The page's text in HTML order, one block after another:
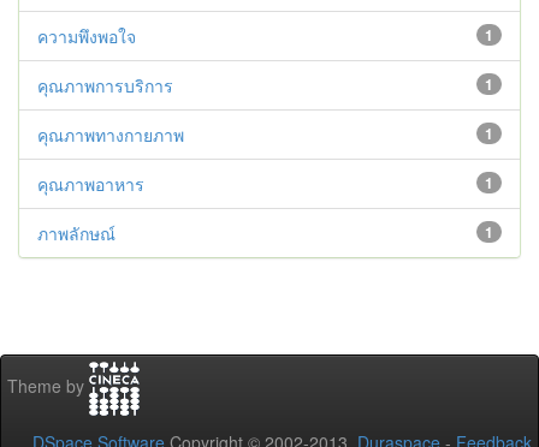
1
ความพึงพอใจ
1
คุณภาพการบริการ
1
คุณภาพทางกายภาพ
1
คุณภาพอาหาร
1
ภาพลักษณ์
Theme by
DSpace Software Copyright © 2002-2013 Duraspace - Feedback